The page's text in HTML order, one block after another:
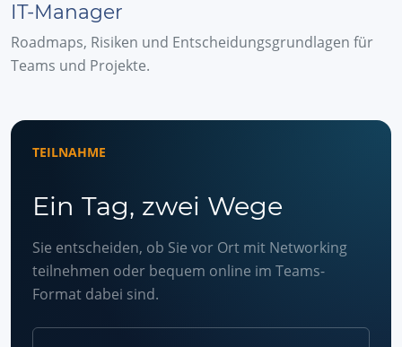
IT-Manager
Roadmaps, Risiken und Entscheidungsgrundlagen für
Teams und Projekte.
TEILNAHME
Ein Tag, zwei Wege
Sie entscheiden, ob Sie vor Ort mit Networking
teilnehmen oder bequem online im Teams-
Format dabei sind.